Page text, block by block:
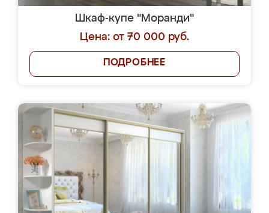
Шкаф-купе "Моранди"
Цена: от 70 000 руб.
ПОДРОБНЕЕ